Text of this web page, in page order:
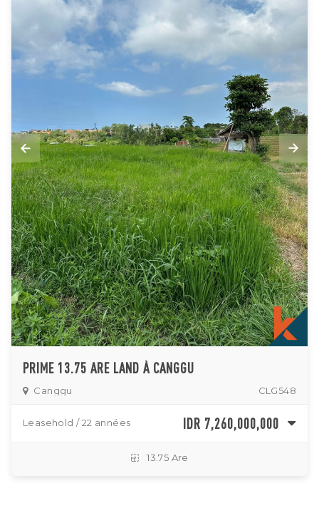
PRIME 13.75 ARE LAND À CANGGU
Canggu CLG548
Leasehold / 22 années IDR 7,260,000,000
13.75 Are